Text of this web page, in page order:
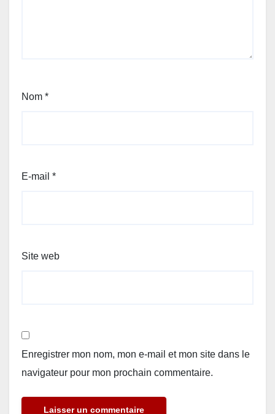
Nom *
E-mail *
Site web
Enregistrer mon nom, mon e-mail et mon site dans le
navigateur pour mon prochain commentaire.